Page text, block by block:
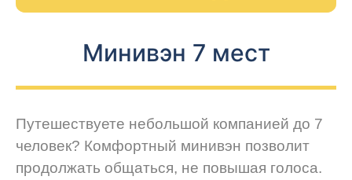
Минивэн 7 мест
Путешествуете небольшой компанией до 7
человек? Комфортный минивэн позволит
продолжать общаться, не повышая голоса.